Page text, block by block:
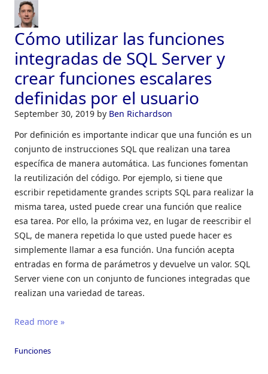
Cómo utilizar las funciones
integradas de SQL Server y
crear funciones escalares
definidas por el usuario
September 30, 2019 by Ben Richardson
Por definición es importante indicar que una función es un
conjunto de instrucciones SQL que realizan una tarea
específica de manera automática. Las funciones fomentan
la reutilización del código. Por ejemplo, si tiene que
escribir repetidamente grandes scripts SQL para realizar la
misma tarea, usted puede crear una función que realice
esa tarea. Por ello, la próxima vez, en lugar de reescribir el
SQL, de manera repetida lo que usted puede hacer es
simplemente llamar a esa función. Una función acepta
entradas en forma de parámetros y devuelve un valor. SQL
Server viene con un conjunto de funciones integradas que
realizan una variedad de tareas.
Read more »
Funciones